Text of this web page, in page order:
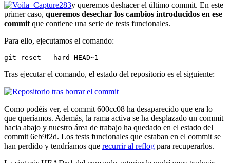
y queremos deshacer el último commit. En este
primer caso, queremos desechar los cambios introducidos en ese
commit que contiene una serie de tests funcionales.
Para ello, ejecutamos el comando:
git reset --hard HEAD~1
Tras ejecutar el comando, el estado del repositorio es el siguiente:
Como podéis ver, el commit 600cc08 ha desaparecido que era lo
que queríamos. Además, la rama activa se ha desplazado un commit
hacia abajo y nuestro área de trabajo ha quedado en el estado del
commit 6eb9f2d. Los tests funcionales que estaban en el commit se
han perdido y tendríamos que recurrir al reflog para recuperarlos.